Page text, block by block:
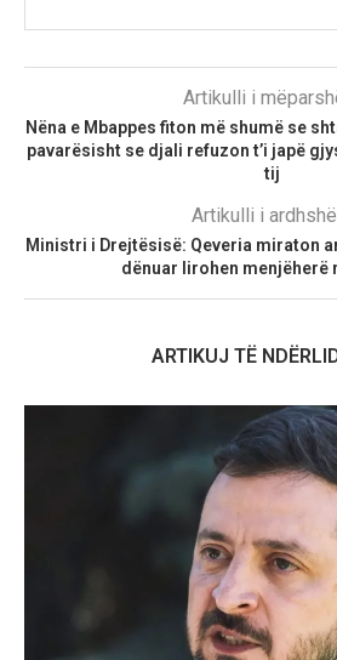
Artikulli i
Nëna e Mbappes fiton më shumë se
pavarësisht se djali refuzon t’i japë
tij
Artikulli i
Ministri i Drejtësisë: Qeveria miraton
dënuar lirohen menjëherë
ARTIKUJ TË